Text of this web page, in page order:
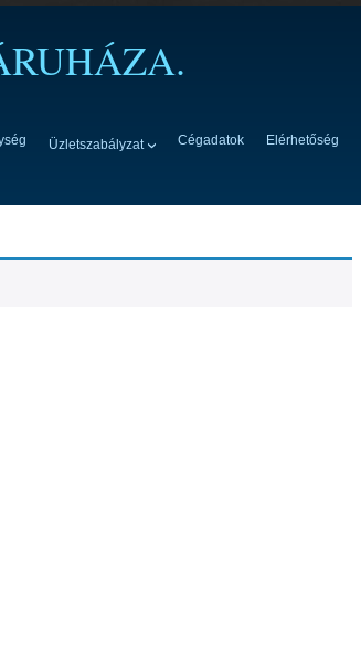
Üzletszabályzat Cégadatok Elérhetőség